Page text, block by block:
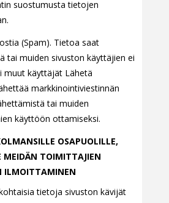
suostumusta tietojen
(Spam). Tietoa saat
tai muiden sivuston käyttäjien ei
muut käyttäjät Lähetä
markkinointiviestinnän
tai muiden
käyttöön ottamiseksi.
OSAPUOLILLE,
MEIDÄN TOIMITTAJIEN
ILMOITTAMINEN
tietoja sivuston kävijät